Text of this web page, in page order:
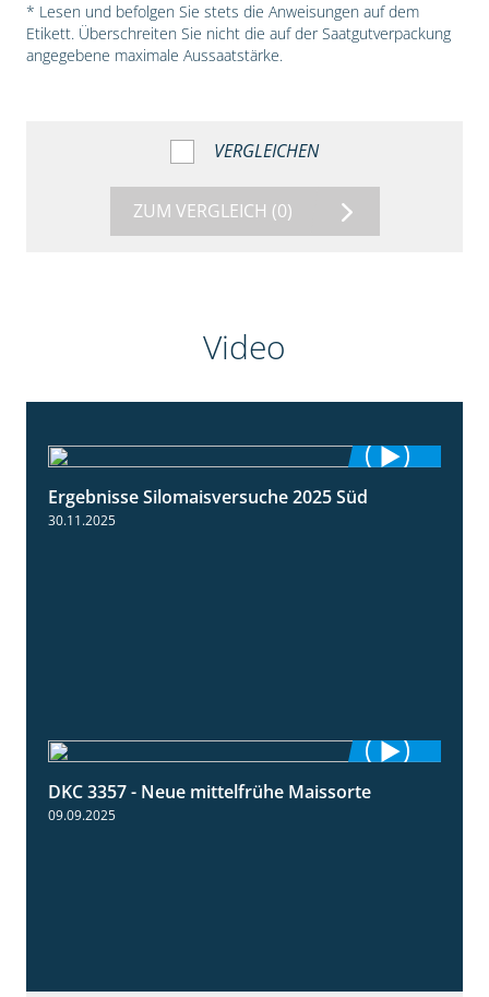
* Lesen und befolgen Sie stets die Anweisungen auf dem
Etikett. Überschreiten Sie nicht die auf der Saatgutverpackung
angegebene maximale Aussaatstärke.
VERGLEICHEN
ZUM VERGLEICH (0)
Video
Ergebnisse Silomaisversuche 2025 Süd
30.11.2025
DKC 3357 - Neue mittelfrühe Maissorte
09.09.2025